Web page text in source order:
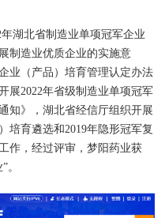
湖北省制造业单项冠军企业
制造业优质企业的实施意
业（产品）培育管理认定办法
展2022年省级制造业单项冠军
知》，湖北省经信厅组织开展
培育遴选和2019年隐形冠军复
作，经过评审，梦阳药业获
。